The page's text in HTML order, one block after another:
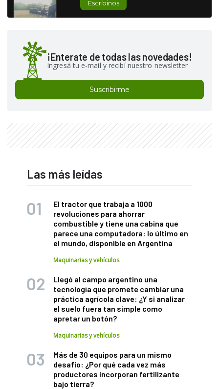
Escribinos
¡Enterate de todas las novedades!
Ingresá tu e-mail y recibí nuestro newsletter
Suscribirme
Las más leídas
El tractor que trabaja a 1000
revoluciones para ahorrar
combustible y tiene una cabina que
parece una computadora: lo último en
el mundo, disponible en Argentina
Maquinarias y vehículos
Llegó al campo argentino una
tecnología que promete cambiar una
práctica agrícola clave: ¿Y si analizar
el suelo fuera tan simple como
apretar un botón?
Maquinarias y vehículos
Más de 30 equipos para un mismo
desafío: ¿Por qué cada vez más
productores incorporan fertilizante
bajo tierra?